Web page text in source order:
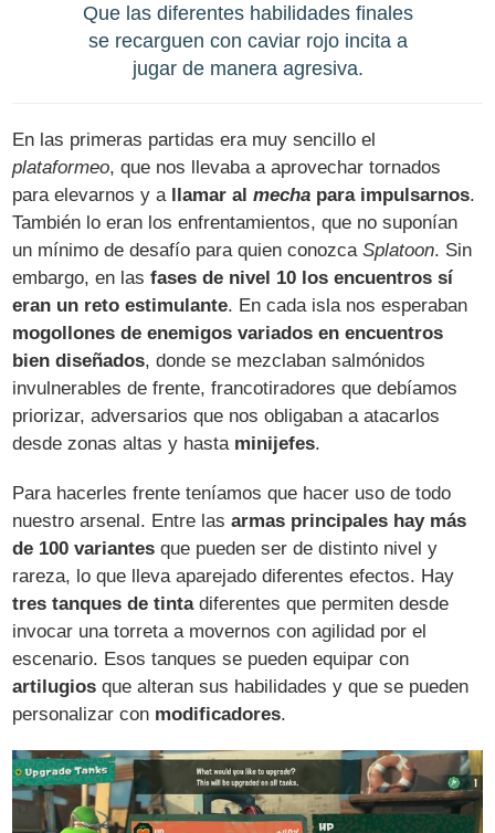
Que las diferentes habilidades finales
se recarguen con caviar rojo incita a
jugar de manera agresiva.
En las primeras partidas era muy sencillo el
plataformeo, que nos llevaba a aprovechar tornados
para elevarnos y a llamar almecha para impulsarnos.
También lo eran los enfrentamientos, que no suponían
un mínimo de desafío para quien conozcaSplatoon. Sin
embargo, en lasfases de nivel 10 los encuentros sí
eran un reto estimulante. En cada isla nos esperaban
mogollones de enemigos variados en encuentros
bien diseñados, donde se mezclaban salmónidos
invulnerables de frente, francotiradores que debíamos
priorizar, adversarios que nos obligaban a atacarlos
desde zonas altas y hasta minijefes.
Para hacerles frente teníamos que hacer uso de todo
nuestro arsenal. Entre lasarmas principales hay más
de 100 variantes que pueden ser de distinto nivel y
rareza, lo que lleva aparejado diferentes efectos. Hay
tres tanques de tintadiferentes que permiten desde
invocar una torreta a movernos con agilidad por el
escenario. Esos tanques se pueden equipar con
artilugios que alteran sus habilidades y que se pueden
personalizar con modificadores.